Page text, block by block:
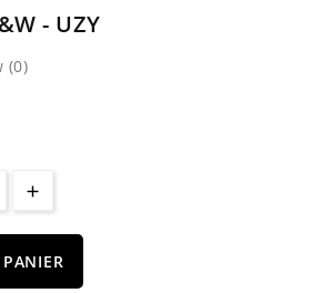
- UZY
(0)